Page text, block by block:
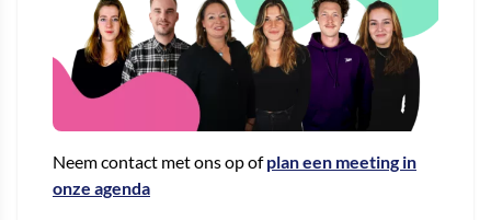
Neem contact met ons op ofplan een meeting in
onze agenda